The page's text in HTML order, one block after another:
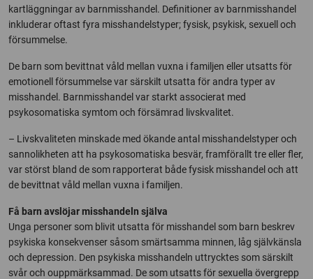
kartläggningar av barnmisshandel. Definitioner av barnmisshandel
inkluderar oftast fyra misshandelstyper; fysisk, psykisk, sexuell och
försummelse.
De barn som bevittnat våld mellan vuxna i familjen eller utsatts för
emotionell försummelse var särskilt utsatta för andra typer av
misshandel. Barnmisshandel var starkt associerat med
psykosomatiska symtom och försämrad livskvalitet.
– Livskvaliteten minskade med ökande antal misshandelstyper och
sannolikheten att ha psykosomatiska besvär, framförallt tre eller fler,
var störst bland de som rapporterat både fysisk misshandel och att
de bevittnat våld mellan vuxna i familjen.
Få barn avslöjar misshandeln själva
Unga personer som blivit utsatta för misshandel som barn beskrev
psykiska konsekvenser såsom smärtsamma minnen, låg självkänsla
och depression. Den psykiska misshandeln uttrycktes som särskilt
svår och ouppmärksammad. De som utsatts för sexuella övergrepp